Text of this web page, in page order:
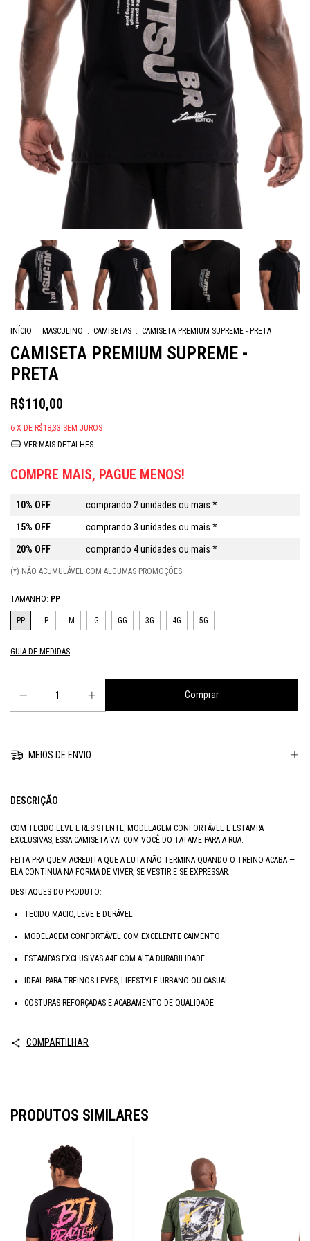
INÍCIO MASCULINO CAMISETAS CAMISETA PREMIUM SUPREME - PRETA
CAMISETA PREMIUM SUPREME -
PRETA
R$110,00
6 X DE R$18,33 SEM JUROS
VER MAIS DETALHES
COMPRE MAIS, PAGUE MENOS!
10% OFF
comprando 2 unidades ou mais *
15% OFF
comprando 3 unidades ou mais *
20% OFF
comprando 4 unidades ou mais *
(*) NÃO ACUMULÁVEL COM ALGUMAS PROMOÇÕES
TAMANHO: PP
PP P M G GG 3G 4G 5G
GUIA DE MEDIDAS
MEIOS DE ENVIO
DESCRIÇÃO
COM TECIDO LEVE E RESISTENTE, MODELAGEM CONFORTÁVEL E ESTAMPA
EXCLUSIVAS, ESSA CAMISETA VAI COM VOCÊ DO TATAME PARA A RUA.
FEITA PRA QUEM ACREDITA QUE A LUTA NÃO TERMINA QUANDO O TREINO ACABA —
ELA CONTINUA NA FORMA DE VIVER, SE VESTIR E SE EXPRESSAR.
DESTAQUES DO PRODUTO:
TECIDO MACIO, LEVE E DURÁVEL
MODELAGEM CONFORTÁVEL COM EXCELENTE CAIMENTO
ESTAMPAS EXCLUSIVAS A4F COM ALTA DURABILIDADE
IDEAL PARA TREINOS LEVES, LIFESTYLE URBANO OU CASUAL
COSTURAS REFORÇADAS E ACABAMENTO DE QUALIDADE
COMPARTILHAR
PRODUTOS SIMILARES